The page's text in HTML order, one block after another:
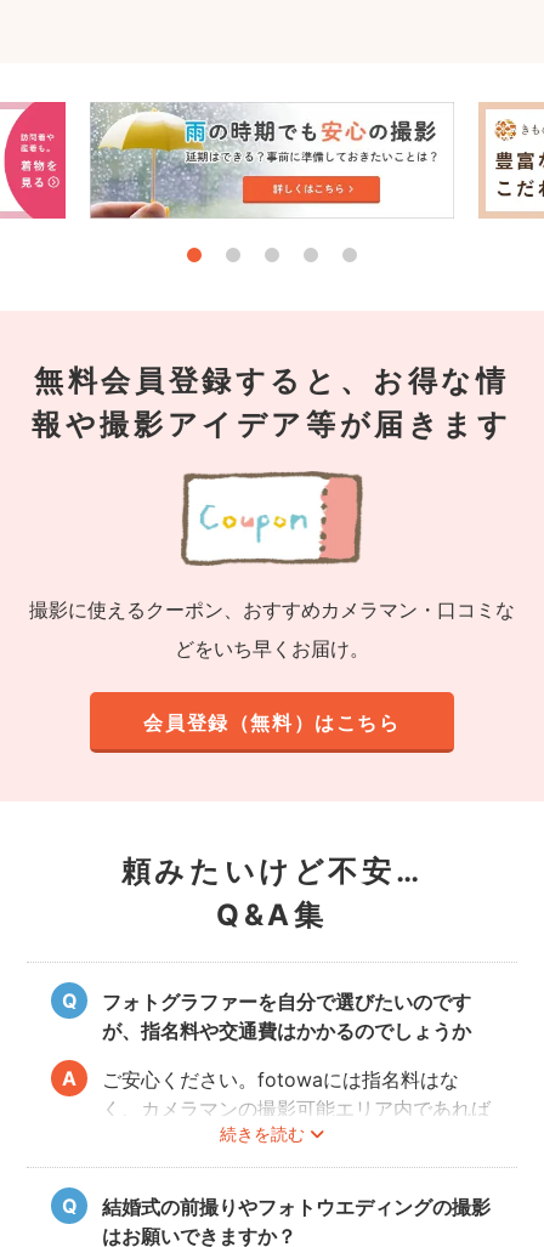
無料会員登録すると、お得な情
報や撮影アイデア等が届きます
撮影に使えるクーポン、おすすめカメラマン・口コミな
どをいち早くお届け。
会員登録（無料）はこちら
頼みたいけど不安…
Q&A集
フォトグラファーを自分で選びたいのです
が、指名料や交通費はかかるのでしょうか
続きを読む
ご安心ください。fotowaには指名料はな
く、カメラマンの撮影可能エリア内であれば
交通費も一切かかりません。
自己PRやポートフォリオから、お好きなプ
ロのフォトグラファーをじっくりと選べるの
で、お二人とも安心して撮影することができ
結婚式の前撮りやフォトウエディングの撮影
はお願いできますか？